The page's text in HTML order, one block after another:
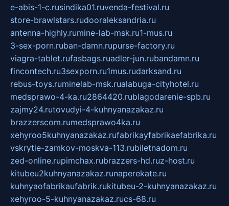
e-abis-1-c.rusindika01.ruvenda-festival.ru
store-brawlstars.rudooraleksandria.ru
antenna-highly.rumine-lab-msk.ru1-mus.ru
3-sex-porn.ruban-damn.rupurse-factory.ru
viagra-tablet.rufasbags.ruadler-jun.rubandamn.ru
fincontech.ru3sexporn.ru1mus.rudarksand.ru
rebus-toys.ruminelab-msk.rualabuga-cityhotel.ru
medsprawo-4-ka.ru2864420.rublagodarenie-spb.ru
zajmy24.rutovudyi-4-kuhnyanazakaz.ru
brazzerscom.rumedsprawo4ka.ru
xehyroo5kuhnyanazakaz.rufabrikayfabrikaefabrika.ru
vskrytie-zamkov-moskva-113.rubiletnadom.ru
zed-online.rupimchax.rubrazzers-hd.ruz-host.ru
kitubeu2kuhnyanazakaz.runaperekate.ru
kuhnyaofabrikaufabrik.rukitubeu-2-kuhnyanazakaz.ru
xehyroo-5-kuhnyanazakaz.rucs-68.ru